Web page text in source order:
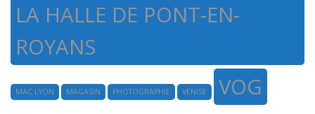
LA HALLE DE PONT-EN-
ROYANS
MAC LYON MAGASIN PHOTOGRAPHIE VENISE VOG